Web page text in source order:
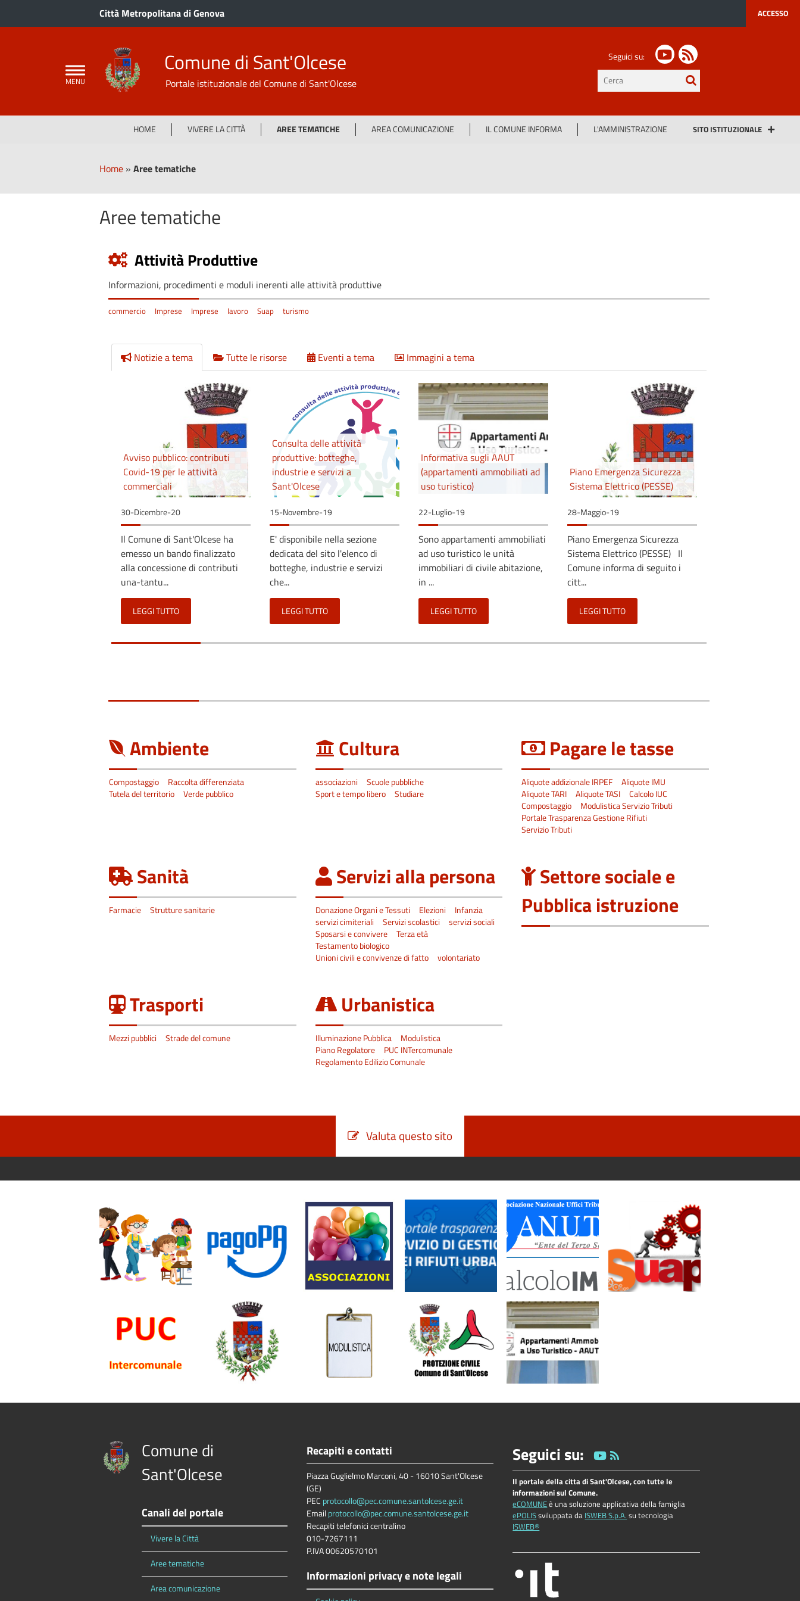
Città Metropolitana di Genova ACCESSO
Comune di Sant'Olcese
Portale istituzionale del Comune di Sant'Olcese
Seguici su:
testo
da
HOME VIVERE LA CITTÀ AREE TEMATICHE AREA COMUNICAZIONE IL COMUNE INFORMA L'AMMINISTRAZIONE SITO ISTITUZIONALE
Home » Aree tematiche
Aree tematiche
Attività Produttive
Informazioni, procedimenti e moduli inerenti alle attività produttive
commercio Imprese Imprese lavoro Suap turismo
Notizie a tema Tutte le risorse Eventi a tema Immagini a tema
Avviso pubblico: contributi
Covid-19 per le attività
commerciali
30-Dicembre-20
Il Comune di Sant'Olcese ha
emesso un bando finalizzato
alla concessione di contributi
una-tantu...
LEGGI TUTTO
Consulta delle attività
produttive: botteghe,
industrie e servizi a
Sant'Olcese
15-Novembre-19
E' disponibile nella sezione
dedicata del sito l'elenco di
botteghe, industrie e servizi
che...
LEGGI TUTTO
Informativa sugli AAUT
(appartamenti ammobiliati ad
uso turistico)
22-Luglio-19
Sono appartamenti ammobiliati
ad uso turistico le unità
immobiliari di civile abitazione,
in ...
LEGGI TUTTO
Piano Emergenza Sicurezza
Sistema Elettrico (PESSE)
28-Maggio-19
Piano Emergenza Sicurezza
Sistema Elettrico (PESSE) Il
Comune informa di seguito i
citt...
LEGGI TUTTO
Ambiente
Compostaggio
Raccolta differenziata
Tutela del territorio
Verde pubblico
Cultura
associazioni
Scuole pubbliche
Sport e tempo libero
Studiare
Pagare le tasse
Aliquote addizionale IRPEF
Aliquote IMU
Aliquote TARI
Aliquote TASI
Calcolo IUC
Compostaggio
Modulistica Servizio Tributi
Portale Trasparenza Gestione Rifiuti
Servizio Tributi
Sanità
Farmacie Strutture sanitarie
Servizi alla persona
Donazione Organi e Tessuti Elezioni
Infanzia
servizi cimiteriali
Servizi scolastici
servizi sociali
Sposarsi e convivere
Terza età
Testamento biologico
Unioni civili e convivenze di fatto
volontariato
Settore sociale e
Pubblica istruzione
Trasporti
Mezzi pubblici Strade del comune
Urbanistica
Illuminazione Pubblica
Modulistica
Piano Regolatore
PUC INTercomunale
Regolamento Edilizio Comunale
Valuta questo sito
Comune di
Sant'Olcese
Canali del portale
Vivere la Città
Aree tematiche
Area comunicazione
Recapiti e contatti
Piazza Guglielmo Marconi, 40 - 16010 Sant'Olcese
(GE)
PEC protocollo@pec.comune.santolcese.ge.it
Emailprotocollo@pec.comune.santolcese.ge.it
Recapiti telefonici centralino
010-7267111
P.IVA 00620570101
Informazioni privacy e note legali
Seguici su:
Il portale della citta di Sant'Olcese, con tutte le
informazioni sul Comune.
eCOMUNEè una soluzione applicativa della famiglia
ePOLISsviluppata da ISWEB S.p.A. su tecnologia
ISWEB®